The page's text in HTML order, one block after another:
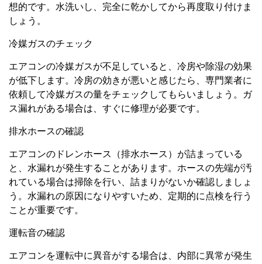
想的です。水洗いし、完全に乾かしてから再度取り付けま
しょう。
冷媒ガスのチェック
エアコンの冷媒ガスが不足していると、冷房や除湿の効果
が低下します。冷房の効きが悪いと感じたら、専門業者に
依頼して冷媒ガスの量をチェックしてもらいましょう。ガ
ス漏れがある場合は、すぐに修理が必要です。
排水ホースの確認
エアコンのドレンホース（排水ホース）が詰まっている
と、水漏れが発生することがあります。ホースの先端が汚
れている場合は掃除を行い、詰まりがないか確認しましょ
う。水漏れの原因になりやすいため、定期的に点検を行う
ことが重要です。
運転音の確認
エアコンを運転中に異音がする場合は、内部に異常が発生